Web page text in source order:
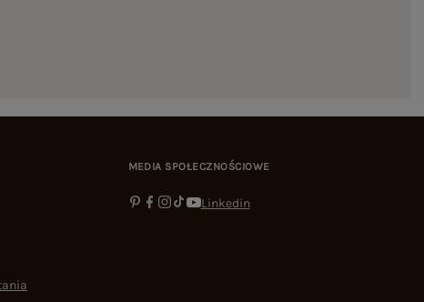
MEDIA SPOŁECZNOŚCIOWE
Linkedin